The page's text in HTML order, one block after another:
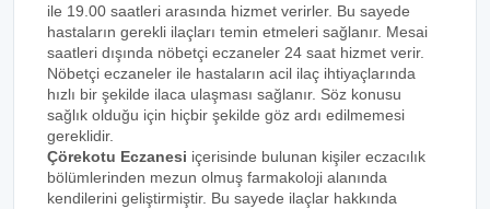
ile 19.00 saatleri arasında hizmet verirler. Bu sayede
hastaların gerekli ilaçları temin etmeleri sağlanır. Mesai
saatleri dışında nöbetçi eczaneler 24 saat hizmet verir.
Nöbetçi eczaneler ile hastaların acil ilaç ihtiyaçlarında
hızlı bir şekilde ilaca ulaşması sağlanır. Söz konusu
sağlık olduğu için hiçbir şekilde göz ardı edilmemesi
gereklidir.
Çörekotu Eczanesi içerisinde bulunan kişiler eczacılık
bölümlerinden mezun olmuş farmakoloji alanında
kendilerini geliştirmiştir. Bu sayede ilaçlar hakkında